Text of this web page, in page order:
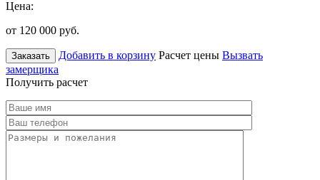
Цена:
от 120 000 руб.
Заказать Добавить в корзину Расчет цены Вызвать
замерщика
Получить расчет